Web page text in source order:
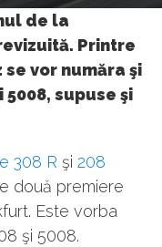
de la
Printre
vor număra şi
supuse şi
308 R şi 208
două premiere
Este vorba
şi 5008.